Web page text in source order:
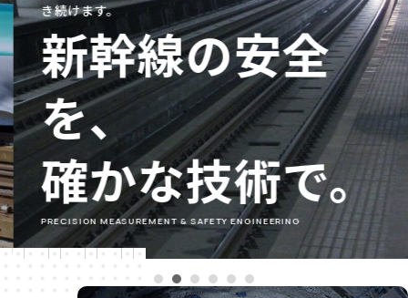
き続けます。
新幹線の安全
を、
確かな技術で。
PRECISION MEASUREMENT & SAFETY ENGINEERING